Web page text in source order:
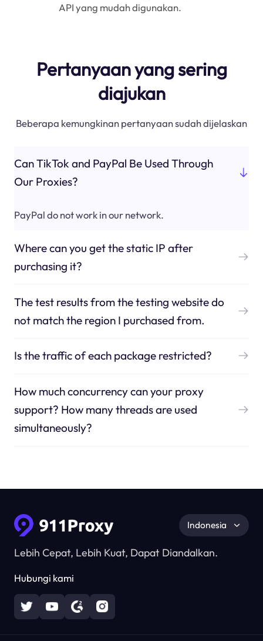
API yang mudah digunakan.
Pertanyaan yang sering
diajukan
Beberapa kemungkinan pertanyaan sudah dijelaskan
Can TikTok and PayPal Be Used Through
Our Proxies?
PayPal do not work in our network.
Where can you get the static IP after
purchasing it?
The test results from the testing website do
not match the region I purchased from.
Is the traffic of each package restricted?
How much concurrency can your proxy
support? How many threads are used
simultaneously?
Lebih Cepat, Lebih Kuat, Dapat Diandalkan.
Hubungi kami
Indonesia